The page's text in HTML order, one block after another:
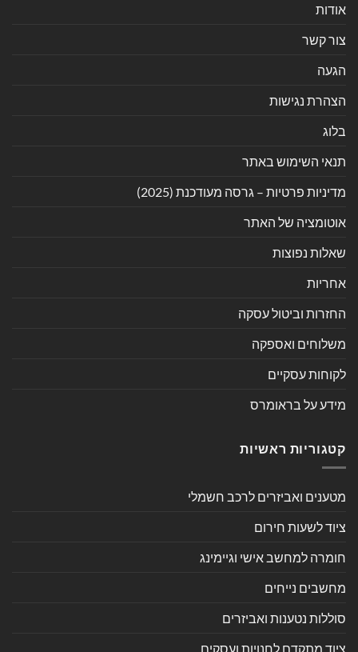
אודות
צור קשר
הגעה
הצהרת נגישות
בלוג
תנאי השימוש באתר
מדיניות פרטיות – גרסה מעודכנת (2025)
אוטומציה של האתר
שאלות נפוצות
אחריות
החזרות וביטול עסקה
משלוחים ואספקה
לקוחות עסקיים
מידע על בראומרס
קטגוריות ראשיות
מטענים ואביזרים לרכב חשמלי
ציוד לשעות חירום
חומרה למחשב אישי וגיימינג
מחשבים נייחים
סוללות נטענות ואביזרים
ציוד מתקדם לחנויות ועסקים